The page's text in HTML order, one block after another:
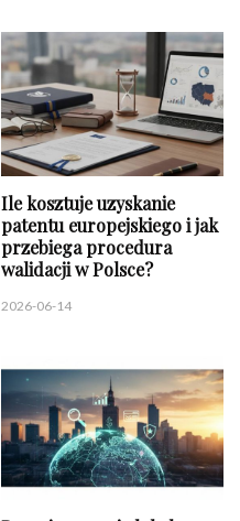
Ile kosztuje uzyskanie
patentu europejskiego i jak
przebiega procedura
walidacji w Polsce?
2026-06-14